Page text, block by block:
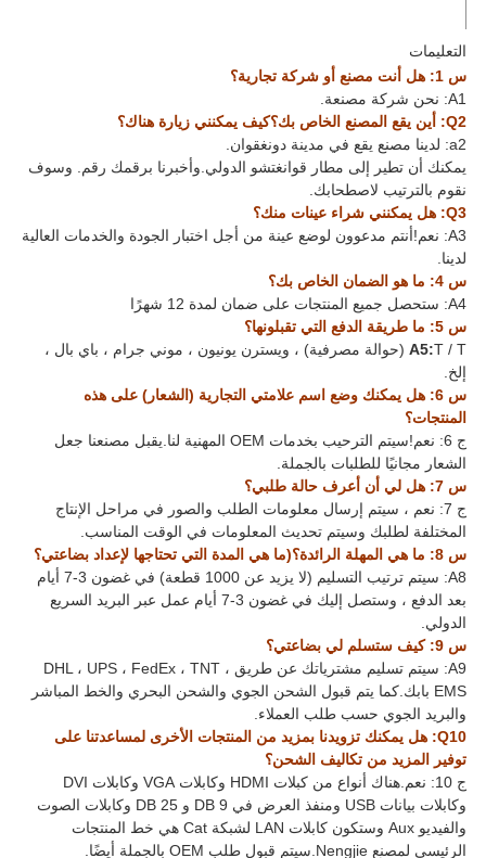
التعليمات
س 1: هل أنت مصنع أو شركة تجارية؟
A1: نحن شركة مصنعة.
Q2: أين يقع المصنع الخاص بك؟كيف يمكنني زيارة هناك؟
a2: لدينا مصنع يقع في مدينة دونغقوان.
يمكنك أن تطير إلى مطار قوانغتشو الدولي.وأخبرنا برقمك رقم. وسوف
نقوم بالترتيب لاصطحابك.
Q3: هل يمكنني شراء عينات منك؟
A3: نعم!أنتم مدعوون لوضع عينة من أجل اختبار الجودة والخدمات العالية
لدينا.
س 4: ما هو الضمان الخاص بك؟
A4: ستحصل جميع المنتجات على ضمان لمدة 12 شهرًا
س 5: ما طريقة الدفع التي تقبلونها؟
A5:T / T (حوالة مصرفية) ، ويسترن يونيون ، موني جرام ، باي بال ،
إلخ.
س 6: هل يمكنك وضع اسم علامتي التجارية (الشعار) على هذه
المنتجات؟
ج 6: نعم!سيتم الترحيب بخدمات OEM المهنية لنا.يقبل مصنعنا جعل
الشعار مجانيًا للطلبات بالجملة.
س 7: هل لي أن أعرف حالة طلبي؟
ج 7: نعم ، سيتم إرسال معلومات الطلب والصور في مراحل الإنتاج
المختلفة لطلبك وسيتم تحديث المعلومات في الوقت المناسب.
س 8: ما هي المهلة الرائدة؟(ما هي المدة التي تحتاجها لإعداد بضاعتي؟
A8: سيتم ترتيب التسليم (لا يزيد عن 1000 قطعة) في غضون 3-7 أيام
بعد الدفع ، وستصل إليك في غضون 3-7 أيام عمل عبر البريد السريع
الدولي.
س 9: كيف ستسلم لي بضاعتي؟
A9: سيتم تسليم مشترياتك عن طريق DHL ، UPS ، FedEx ، TNT ،
EMS بابك.كما يتم قبول الشحن الجوي والشحن البحري والخط المباشر
والبريد الجوي حسب طلب العملاء.
Q10: هل يمكنك تزويدنا بمزيد من المنتجات الأخرى لمساعدتنا على
توفير المزيد من تكاليف الشحن؟
ج 10: نعم.هناك أنواع من كبلات HDMI وكابلات VGA وكابلات DVI
وكابلات بيانات USB ومنفذ العرض في DB 9 و DB 25 وكابلات الصوت
والفيديو Aux وستكون كابلات LAN لشبكة Cat هي خط المنتجات
الرئيسي لمصنع Nengjie.سيتم قبول طلب OEM بالجملة أيضًا.